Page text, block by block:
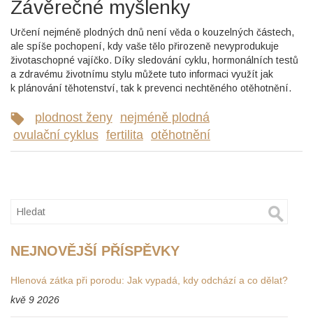
Závěrečné myšlenky
Určení nejméně plodných dnů není věda o kouzelných částech,
ale spíše pochopení, kdy vaše tělo přirozeně nevyprodukuje
životaschopné vajíčko. Díky sledování cyklu, hormonálních testů
a zdravému životnímu stylu můžete tuto informaci využít jak
k plánování těhotenství, tak k prevenci nechtěného otěhotnění.
plodnost ženy
nejméně plodná
ovulační cyklus fertilita otěhotnění
NEJNOVĚJŠÍ PŘÍSPĚVKY
Hlenová zátka při porodu: Jak vypadá, kdy odchází a co dělat?
kvě 9 2026